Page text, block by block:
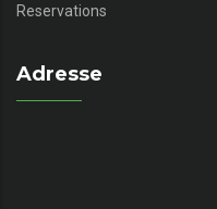
Reservations
Adresse